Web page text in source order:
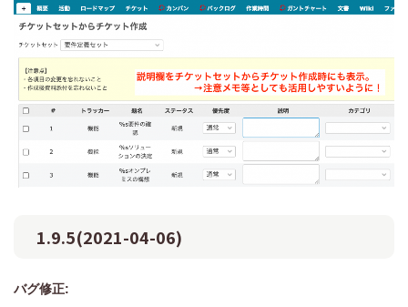
1.9.5(2021-04-06)
バグ修正: